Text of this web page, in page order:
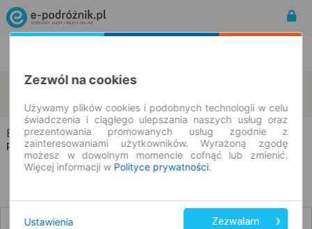
Elbląg Kąty Rybackie
09.08.2026 | -- : --
Elbląg → Kąty Rybackie
Rozkład jazdy i bilety
Zezwól na cookies
Używamy plików cookies i podobnych technologii w celu
świadczenia i ciągłego ulepszania naszych usług oraz
prezentowania promowanych usług zgodnie z
zainteresowaniami użytkowników. Wyrażoną zgodę
możesz w dowolnym momencie cofnąć lub zmienić.
Więcej informacji w Polityce prywatności.
Ustawienia Zezwalam